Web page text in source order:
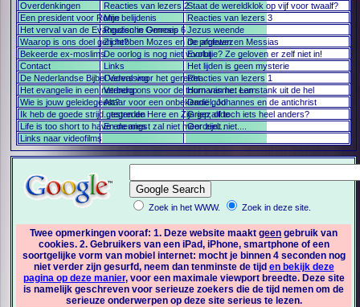
Overdenkingen
Reacties van lezers 2Staat de wereldklok op vijf voor twaalf?
Een president voor RomeMijn belijdenis
Reacties van lezers 3
Het verval van de Evangelische Omroep
Reuzen in Genesis 6Jezus weende
Waarop is ons doel gericht?Zij hebben Mozes en de profetenDe afgewezen Messias
Bekeerde ex-moslimsDe oorlog is nog niet voorbijEvolutie? Ze geloven er zelf niet in!
Contact
Links
Het lijden is geen mysterie
De Nederlandse Bijbel VervalsingOuders voor het gerechtReacties van lezers 1
Het evangelie in een notendopVerberg ons voor de toorn van het Lam
Humanisme: een stank uit de hel
Wie is jouw geleidegeest?Altaar voor een onbekende godDaniël, Johannes en de antichrist
Ik heb de goede strijd gestreden...tegen de Here en Zijn gezalfdeGriep, of toch iets heel anders?
Life is too short to have enemiesEn de angst zal niet meer zijn...
Oordeelt niet....
Links naar videofilms
Zoek in het WWW. Zoek in deze site.
Twee opmerkingen vooraf: 1. Deze website maaktgeen gebruik van
cookies. 2. Gebruikers van een iPad, iPhone, smartphone of een
soortgelijke vorm van mobiel internet: mocht je binnen 4 seconden nog
niet verder zijn gesurfd, neem dan tenminste de tijd en bekijk deze
pagina op deze manier, voor een maximale viewport breedte. Deze site
is namelijk geschreven voor serieuze zoekers die de tijd nemen om de
serieuze onderwerpen op deze site serieus te lezen.